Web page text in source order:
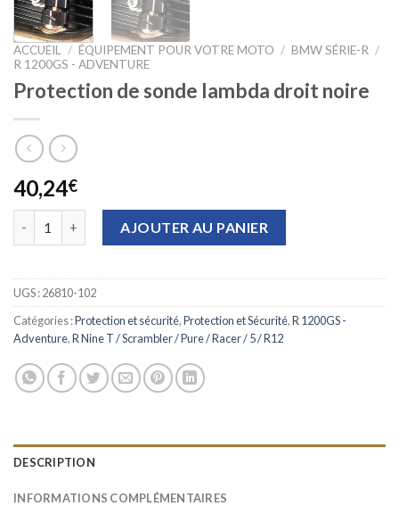
ACCUEIL / ÉQUIPEMENT POUR VOTRE MOTO / BMW SÉRIE-R /
R 1200GS - ADVENTURE
Protection de sonde lambda droit noire
40,24€
AJOUTER AU PANIER
UGS :26810-102
Catégories :Protection et sécurité,Protection et Sécurité,R 1200GS -
Adventure,R Nine T / Scrambler / Pure / Racer / 5 / R12
DESCRIPTION
INFORMATIONS COMPLÉMENTAIRES